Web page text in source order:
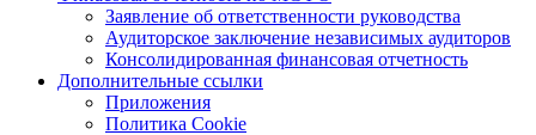
Заявление об ответственности руководства
Аудиторское заключение независимых аудиторов
Консолидированная финансовая отчетность
Дополнительные ссылки
Приложения
Политика Cookie